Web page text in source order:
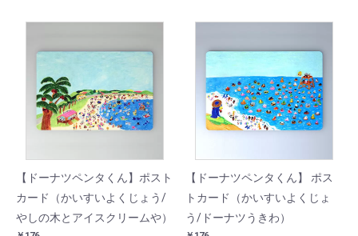
【ドーナツペンタくん】ポスト
カード（かいすいよくじょう/
やしの木とアイスクリームや）
【ドーナツペンタくん】 ポス
トカード（かいすいよくじょ
う/ドーナツうきわ）